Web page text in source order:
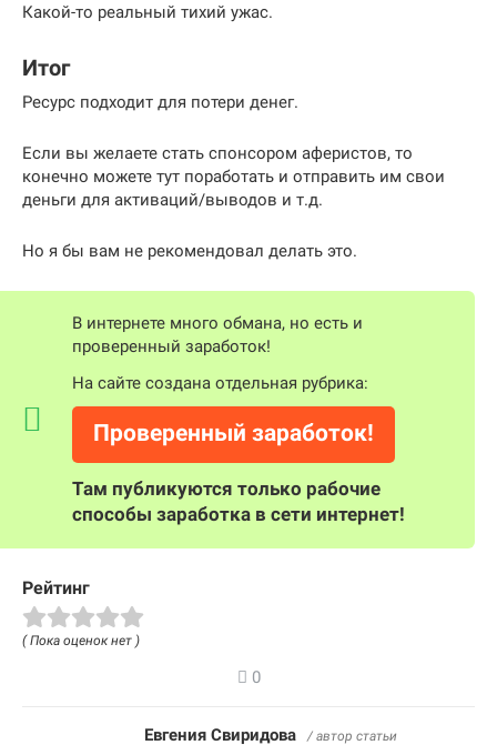
Какой-то реальный тихий ужас.
Итог
Ресурс подходит для потери денег.
Если вы желаете стать спонсором аферистов, то
конечно можете тут поработать и отправить им свои
деньги для активаций/выводов и т.д.
Но я бы вам не рекомендовал делать это.
В интернете много обмана, но есть и
проверенный заработок!
На сайте создана отдельная рубрика:
Проверенный заработок!
Там публикуются только рабочие
способы заработка в сети интернет!
Рейтинг
( Пока оценок нет )
0
Евгения Свиридова / автор статьи